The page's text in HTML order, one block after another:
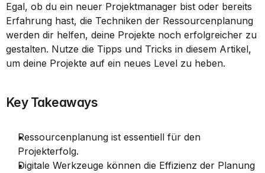
Egal, ob du ein neuer Projektmanager bist oder bereits
Erfahrung hast, die Techniken der Ressourcenplanung
werden dir helfen, deine Projekte noch erfolgreicher zu
gestalten. Nutze die Tipps und Tricks in diesem Artikel,
um deine Projekte auf ein neues Level zu heben.
Key Takeaways
Ressourcenplanung ist essentiell für den
Projekterfolg.
Digitale Werkzeuge können die Effizienz der Planung